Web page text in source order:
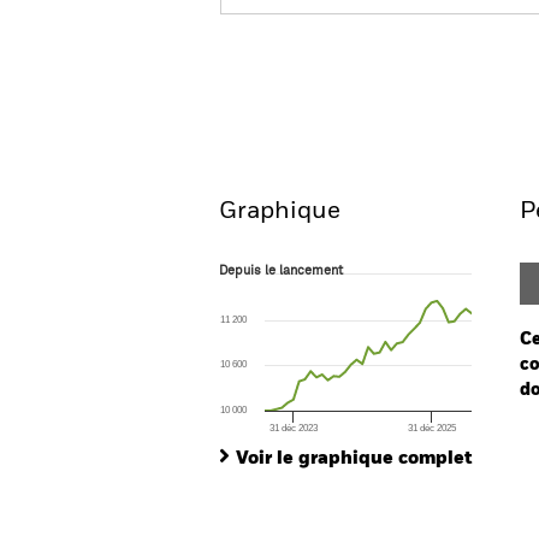
Graphique
Depuis le lancement
The chart has 1 X axis displaying Time.
The chart has 1 Y axis displaying values.
Depuis le lancement
31 déc 2023 31 déc 2025
10 000
10 600
11 200
Voir le graphique complet